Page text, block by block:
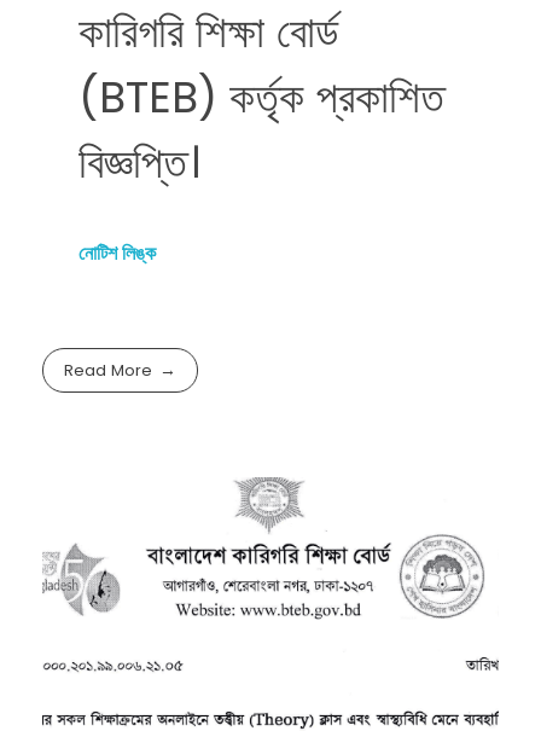
কারিগরি শিক্ষা বোর্ড
(BTEB) কর্তৃক প্রকাশিত
বিজ্ঞপ্তি।
নোটিশলিঙ্ক
Read More